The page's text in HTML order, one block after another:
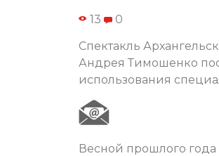
13 0
Спектакль
Андрея Тимошенко
использования
Весной прошлого